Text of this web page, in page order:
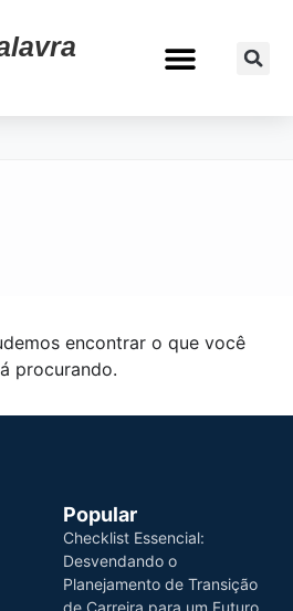
encontrar o que você
procurando.
Popular
Checklist Essencial:
Desvendando o
Planejamento de Transição
de Carreira para um Futuro